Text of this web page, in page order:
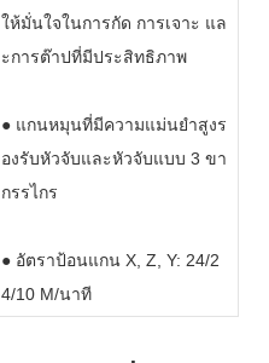
ให้มั่นใจในการกัด การเจาะ แล
ะการต๊าปที่มีประสิทธิภาพ
● แกนหมุนที่มีความแม่นยำสูงร
องรับหัวจับและหัวจับแบบ 3 ขา
กรรไกร
● อัตราป้อนแกน X, Z, Y: 24/2
4/10 M/นาที